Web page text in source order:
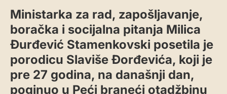
Ministarka za rad, zapošljavanje,
boračka i socijalna pitanja Milica
Đurđević Stamenkovski posetila je
porodicu Slaviše Đorđevića, koji je
pre 27 godina, na današnji dan,
poginuo u Peći braneći otadžbinu